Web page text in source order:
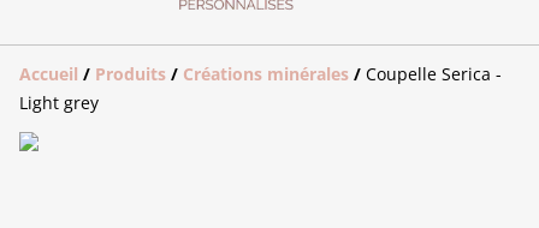
Accueil / Produits / Créations minérales / Coupelle Serica -
Light grey